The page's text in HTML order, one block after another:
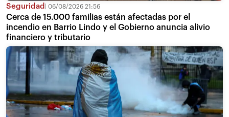
Seguridad 06/08/2026 21:56
Cerca de 15.000 familias están afectadas por el
incendio en Barrio Lindo y el Gobierno anuncia alivio
financiero y tributario